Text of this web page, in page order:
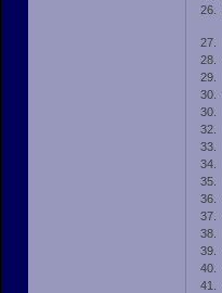
26.
27.
28.
29.
30.
30.
32.
33.
34.
35.
36.
37.
38.
39.
40.
41.